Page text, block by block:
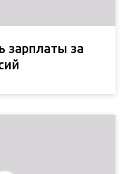
зарплаты за